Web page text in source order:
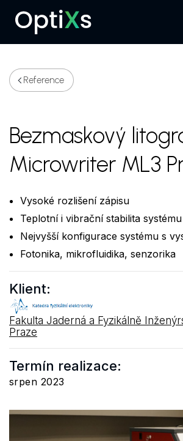
Menu
Reference
Bezmaskový
Microwriter ML3
Vysoké rozlišení zápisu
Teplotní i vibrační stabilita systému
Nejvyšší konfigurace systému s
Fotonika, mikrofluidika, senzorika
Klient:
Fakulta Jaderná a Fyzikálně
Praze
Termín realizace:
srpen 2023